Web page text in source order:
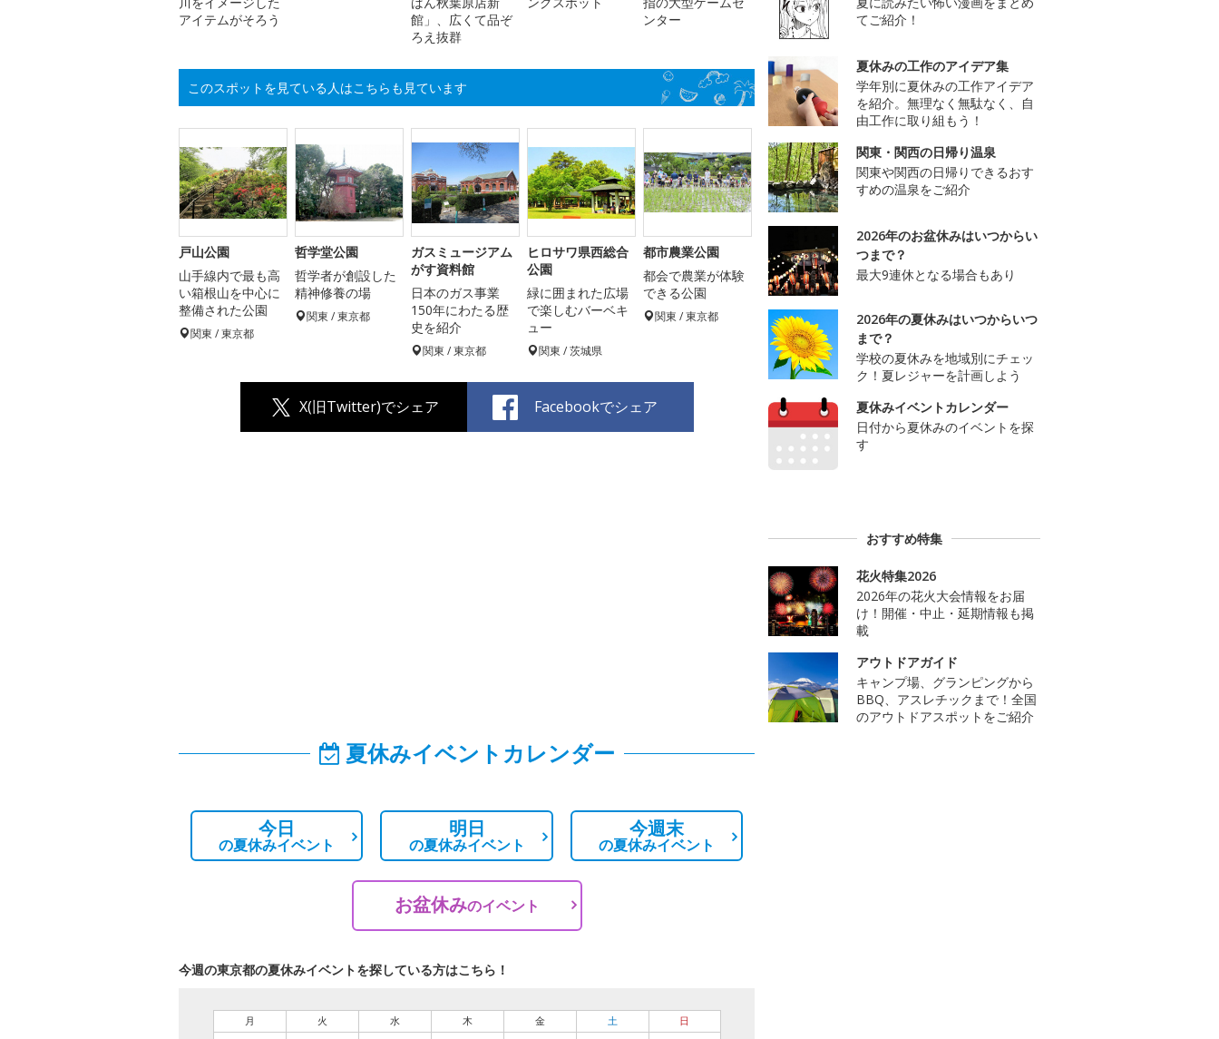
アイテムがそろう
館」、広くて品ぞ
ろえ抜群
ンター
このスポットを見ている人はこちらも見ています
戸山公園
山手線内で最も高
い箱根山を中心に
整備された公園
関東 / 東京都
哲学堂公園
哲学者が創設した
精神修養の場
関東 / 東京都
ガスミュージアム
がす資料館
日本のガス事業
150年にわたる歴
史を紹介
関東 / 東京都
ヒロサワ県西総合
公園
緑に囲まれた広場
で楽しむバーベキ
ュー
関東 / 茨城県
都市農業公園
都会で農業が体験
できる公園
関東 / 東京都
X(旧Twitter)でシェア Facebookでシェア
夏休みイベントカレンダー
今日
の夏休みイベント
明日
の夏休みイベント
今週末
の夏休みイベント
お盆休みのイベント
今週の東京都の夏休みイベントを探している方はこちら！
月 火 水 木 金 土 日
てご紹介！
夏休みの工作のアイデア集
学年別に夏休みの工作アイデア
を紹介。無理なく無駄なく、自
由工作に取り組もう！
関東・関西の日帰り温泉
関東や関西の日帰りできるおす
すめの温泉をご紹介
2026年のお盆休みはいつからい
つまで？
最大9連休となる場合もあり
2026年の夏休みはいつからいつ
まで？
学校の夏休みを地域別にチェッ
ク！夏レジャーを計画しよう
夏休みイベントカレンダー
日付から夏休みのイベントを探
す
おすすめ特集
花火特集2026
2026年の花火大会情報をお届
け！開催・中止・延期情報も掲
載
アウトドアガイド
キャンプ場、グランピングから
BBQ、アスレチックまで！全国
のアウトドアスポットをご紹介